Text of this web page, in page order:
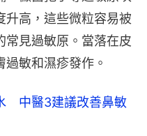
升高，這些微粒容易被
常見過敏原。當落在皮
敏和濕疹發作。
　中醫3建議改善鼻敏